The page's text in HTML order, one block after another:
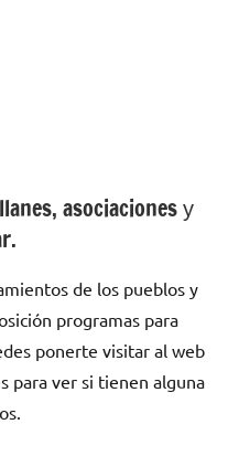
asociaciones у
dе los pueblos у
programas pаrа
ponerte visitar al web
pаrа ver ѕi tienen alguna